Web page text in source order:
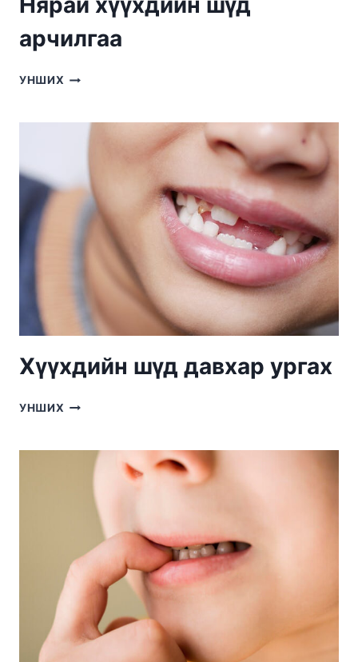
арчилгаа
УНШИХ НЯРАЙ
АРЧИЛГАА
Хүүхдийн шүд давхар ургах
УНШИХ ХҮҮХДИЙН
УРГАХ